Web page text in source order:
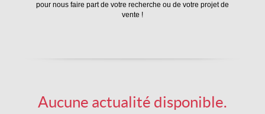
pour nous faire part de votre recherche ou de votre projet de
vente !
Aucune actualité disponible.